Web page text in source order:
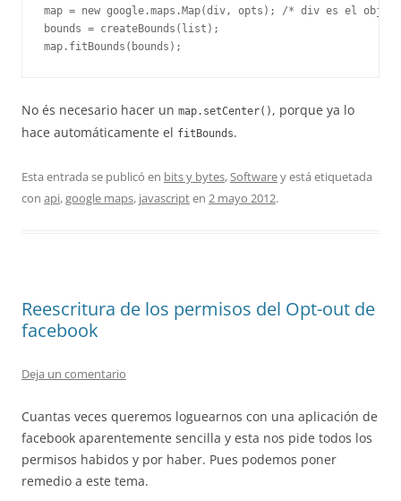
map = new google.maps.Map(div, opts); /* div es el
bounds = createBounds(list);
map.fitBounds(bounds);
No és necesario hacer un map.setCenter() , porque ya lo
hace automáticamente el fitBounds.
Esta entrada se publicó en bits y bytes,Softwarey está etiquetada
con api,google maps, javascripten 2 mayo 2012.
Reescritura de los permisos del Opt-out de
facebook
Deja un comentario
Cuantas veces queremos loguearnos con una aplicación de
facebook aparentemente sencilla y esta nos pide todos los
permisos habidos y por haber. Pues podemos poner
remedio a este tema.